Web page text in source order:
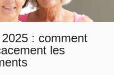
: comment
les